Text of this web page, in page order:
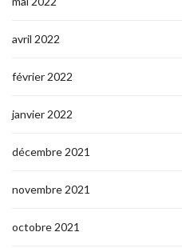
avril 2022
février 2022
janvier 2022
décembre 2021
novembre 2021
octobre 2021